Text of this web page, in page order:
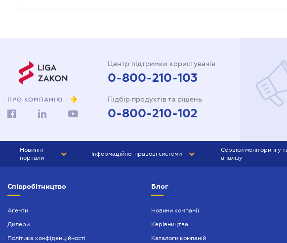
ПРО КОМПАНІЮ
Центр підтримки користувачів
0-800-210-103
Підбір продуктів та рішень
0-800-210-102
Новинні
портали
БІЗНЕС
Інформаційно-правові системи
БУХГАЛТЕР ПРОФ
Сервіси моніторингу
аналізу
Співробітництво
Агенти
Дилери
Політика конфіденційності
Блог
Новини компанії
Керівництва
Каталоги компаній